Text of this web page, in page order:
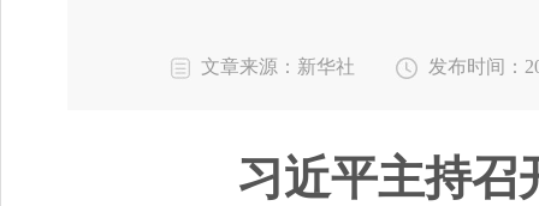
文章来源：新华社 发布时间：
习近平主持召